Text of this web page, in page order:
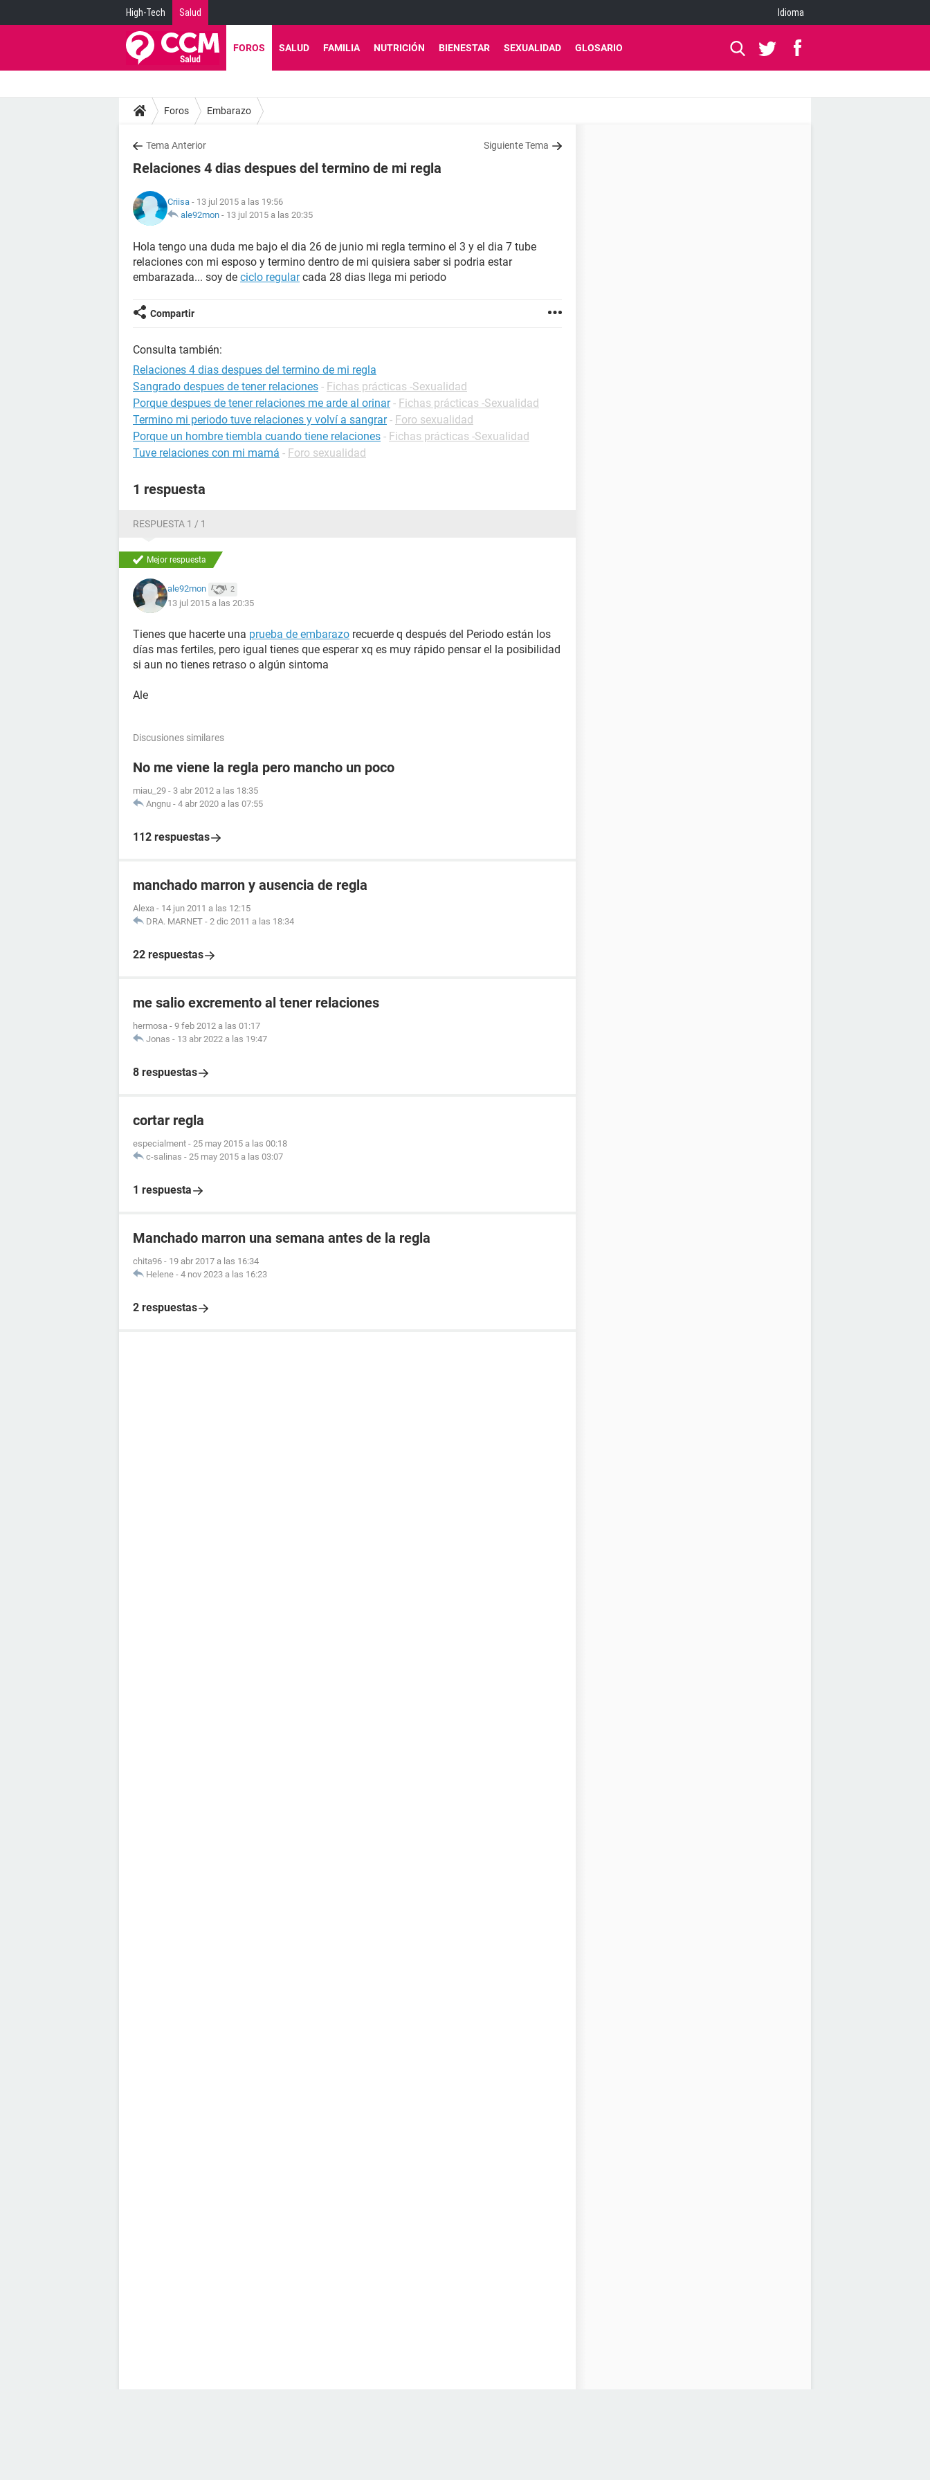
High-Tech Salud Idioma
FOROS SALUD FAMILIA NUTRICIÓN BIENESTAR SEXUALIDAD GLOSARIO
Foros Embarazo
Tema Anterior Siguiente Tema
Relaciones 4 dias despues del termino de mi regla
Criisa - 13 jul 2015 a las 19:56
ale92mon - 13 jul 2015 a las 20:35
Hola tengo una duda me bajo el dia 26 de junio mi regla termino el 3 y el dia 7 tube
relaciones con mi esposo y termino dentro de mi quisiera saber si podria estar
embarazada... soy de ciclo regularcada 28 dias llega mi periodo
Compartir
Consulta también:
Relaciones 4 dias despues del termino de mi regla
Sangrado despues de tener relaciones - Fichas prácticas -Sexualidad
Porque despues de tener relaciones me arde al orinar - Fichas prácticas -Sexualidad
Termino mi periodo tuve relaciones y volví a sangrar - Foro sexualidad
Porque un hombre tiembla cuando tiene relaciones - Fichas prácticas -Sexualidad
Tuve relaciones con mi mamá - Foro sexualidad
1 respuesta
RESPUESTA 1 / 1
Mejor respuesta
ale92mon 2
13 jul 2015 a las 20:35
Tienes que hacerte una prueba de embarazo recuerde q después del Periodo están los
días mas fertiles, pero igual tienes que esperar xq es muy rápido pensar el la posibilidad
si aun no tienes retraso o algún sintoma
Ale
Discusiones similares
No me viene la regla pero mancho un poco
miau_29 - 3 abr 2012 a las 18:35
Angnu - 4 abr 2020 a las 07:55
112 respuestas
manchado marron y ausencia de regla
Alexa - 14 jun 2011 a las 12:15
DRA. MARNET - 2 dic 2011 a las 18:34
22 respuestas
me salio excremento al tener relaciones
hermosa - 9 feb 2012 a las 01:17
Jonas - 13 abr 2022 a las 19:47
8 respuestas
cortar regla
especialment - 25 may 2015 a las 00:18
c-salinas - 25 may 2015 a las 03:07
1 respuesta
Manchado marron una semana antes de la regla
chita96 - 19 abr 2017 a las 16:34
Helene - 4 nov 2023 a las 16:23
2 respuestas